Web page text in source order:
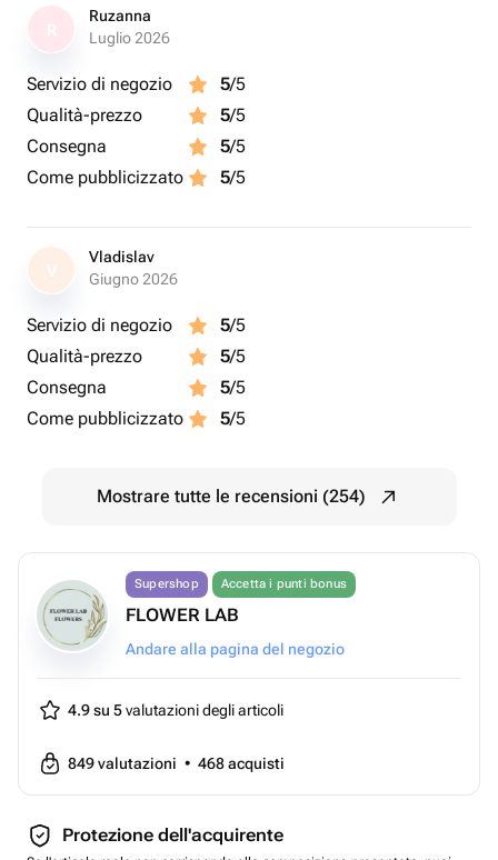
Ruzanna
Luglio 2026
Servizio di negozio 5/5
Qualità-prezzo
5/5
Consegna
5/5
Come pubblicizzato
5/5
V
Vladislav
Giugno 2026
Servizio di negozio 5/5
Qualità-prezzo
5/5
Consegna
5/5
Come pubblicizzato
5/5
Mostrare tutte le recensioni (254)
Supershop Accetta i punti bonus
FLOWER LAB
Andare alla pagina del negozio
4.9 su 5valutazioni degli articoli
849valutazioni • 468acquisti
Protezione dell'acquirente